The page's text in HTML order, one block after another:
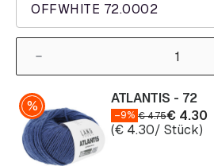
OFFWHITE 72.0002
ATLANTIS - 72
–9% €4.75€ 4.30
(€ 4.30/ Stück)